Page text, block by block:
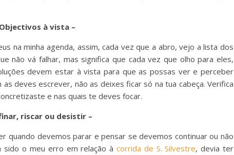
à vista –
na minha agenda, assim, cada vez que a abro, vejo a lista dos
não vá falhar, mas significa que cada vez que olho para eles,
devem estar à vista para que as possas ver e perceber
deves escrever, não as deixes ficar só na tua cabeça. Verifica
e nas quais te deves focar.
riscar ou desistir –
quando devemos parar e pensar se devemos continuar ou não
o meu erro em relação à corrida de S. Silvestre, devia ter